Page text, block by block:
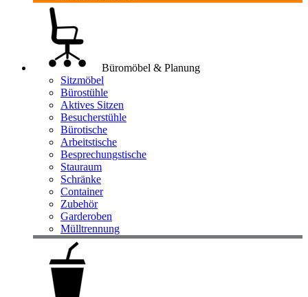
Büromöbel & Planung
Sitzmöbel
Bürostühle
Aktives Sitzen
Besucherstühle
Bürotische
Arbeitstische
Besprechungstische
Stauraum
Schränke
Container
Zubehör
Garderoben
Mülltrennung